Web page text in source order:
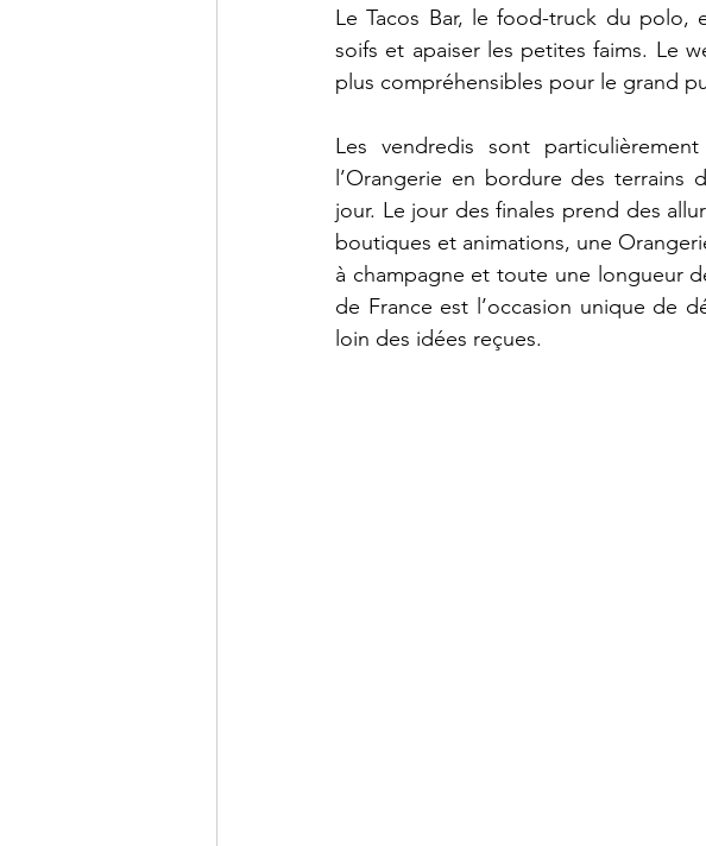
Le Tacos Bar, le food-truck du
soifs et apaiser les petites faims. Le
plus compréhensibles pour le grand
Les vendredis sont
l’Orangerie en bordure des terrains
jour. Le jour des finales prend des
boutiques et animations, une
à champagne et toute une longueur
de France est l’occasion unique de
loin des idées reçues.